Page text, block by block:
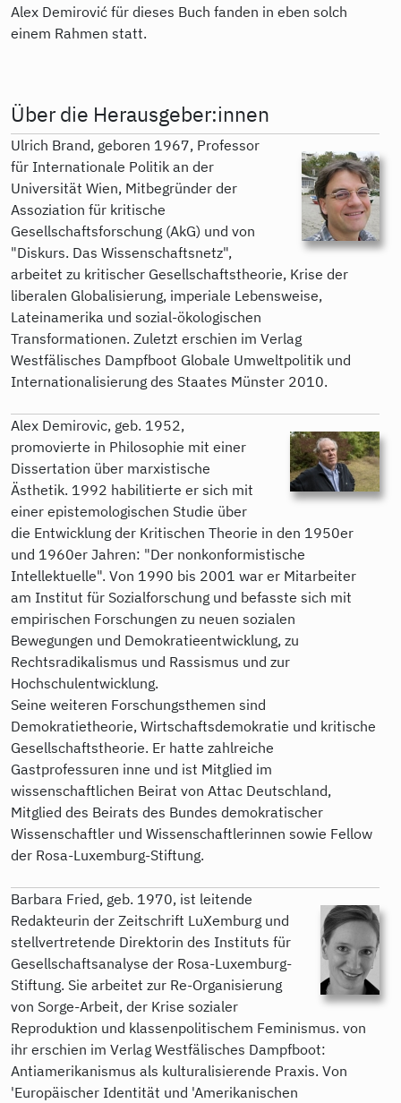
Alex Demirović für dieses Buch fanden in eben solch
einem Rahmen statt.
Über die Herausgeber:innen
Ulrich Brand, geboren 1967, Professor
für Internationale Politik an der
Universität Wien, Mitbegründer der
Assoziation für kritische
Gesellschaftsforschung (AkG) und von
"Diskurs. Das Wissenschaftsnetz",
arbeitet zu kritischer Gesellschaftstheorie, Krise der
liberalen Globalisierung, imperiale Lebensweise,
Lateinamerika und sozial-ökologischen
Transformationen. Zuletzt erschien im Verlag
Westfälisches Dampfboot Globale Umweltpolitik und
Internationalisierung des Staates Münster 2010.
Alex Demirovic, geb. 1952,
promovierte in Philosophie mit einer
Dissertation über marxistische
Ästhetik. 1992 habilitierte er sich mit
einer epistemologischen Studie über
die Entwicklung der Kritischen Theorie in den 1950er
und 1960er Jahren: "Der nonkonformistische
Intellektuelle". Von 1990 bis 2001 war er Mitarbeiter
am Institut für Sozialforschung und befasste sich mit
empirischen Forschungen zu neuen sozialen
Bewegungen und Demokratieentwicklung, zu
Rechtsradikalismus und Rassismus und zur
Hochschulentwicklung.
Seine weiteren Forschungsthemen sind
Demokratietheorie, Wirtschaftsdemokratie und kritische
Gesellschaftstheorie. Er hatte zahlreiche
Gastprofessuren inne und ist Mitglied im
wissenschaftlichen Beirat von Attac Deutschland,
Mitglied des Beirats des Bundes demokratischer
Wissenschaftler und Wissenschaftlerinnen sowie Fellow
der Rosa-Luxemburg-Stiftung.
Barbara Fried, geb. 1970, ist leitende
Redakteurin der Zeitschrift LuXemburg und
stellvertretende Direktorin des Instituts für
Gesellschaftsanalyse der Rosa-Luxemburg-
Stiftung. Sie arbeitet zur Re-Organisierung
von Sorge-Arbeit, der Krise sozialer
Reproduktion und klassenpolitischem Feminismus. von
ihr erschien im Verlag Westfälisches Dampfboot:
Antiamerikanismus als kulturalisierende Praxis. Von
'Europäischer Identität und 'Amerikanischen